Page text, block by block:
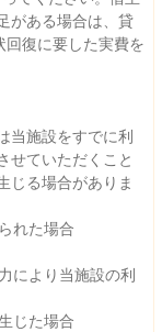
がある場合は、貸
回復に要した実費を
当施設をすでに利
せていただくこと
じる場合がありま
れた場合
により当施設の利
じた場合